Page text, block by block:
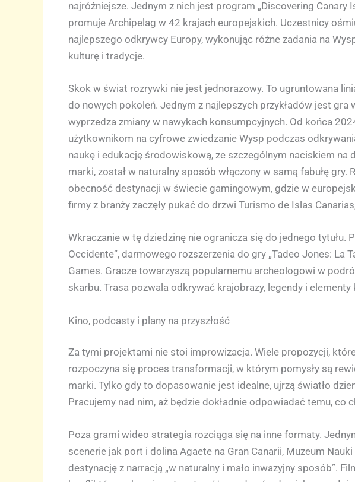
najróżniejsze. Jednym z nich jest program „Discovering
promuje Archipelag w 42 krajach europejskich. Uczestnicy
najlepszego odkrywcy Europy, wykonując różne zadania na
kulturę i tradycje.
Skok w świat rozrywki nie jest jednorazowy. To ugruntowana
do nowych pokoleń. Jednym z najlepszych przykładów jest
wyprzedza zmiany w nawykach konsumpcyjnych. Od końca
użytkownikom na cyfrowe zwiedzanie Wysp podczas
naukę i edukację środowiskową, ze szczególnym naciskiem
marki, został w naturalny sposób włączony w samą fabułę
obecność destynacji w świecie gamingowym, gdzie w
firmy z branży zaczęły pukać do drzwi Turismo de Islas
Wkraczanie w tę dziedzinę nie ogranicza się do jednego tytułu.
Occidente”, darmowego rozszerzenia do gry „Tadeo Jones: La
Games. Gracze towarzyszą popularnemu archeologowi w
skarbu. Trasa pozwala odkrywać krajobrazy, legendy i elementy
Kino, podcasty i plany na przyszłość
Za tymi projektami nie stoi improwizacja. Wiele propozycji,
rozpoczyna się proces transformacji, w którym pomysły są
marki. Tylko gdy to dopasowanie jest idealne, ujrzą światło
Pracujemy nad nim, aż będzie dokładnie odpowiadać temu, co
Poza grami wideo strategia rozciąga się na inne formaty.
scenerie jak port i dolina Agaete na Gran Canarii, Muzeum
destynację z narracją „w naturalny i mało inwazyjny sposób”.